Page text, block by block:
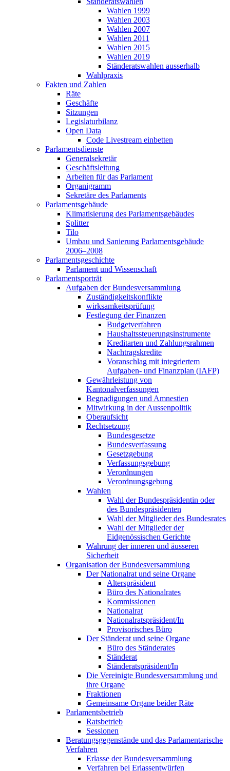
Wahlen 1999
Wahlen 2003
Wahlen 2007
Wahlen 2011
Wahlen 2015
Wahlen 2019
Ständeratswahlen ausserhalb
Wahlpraxis
Fakten und Zahlen
Räte
Geschäfte
Sitzungen
Legislaturbilanz
Open Data
Code Livestream einbetten
Parlamentsdienste
Generalsekretär
Geschäftsleitung
Arbeiten für das Parlament
Organigramm
Sekretäre des Parlaments
Parlamentsgebäude
Klimatisierung des Parlamentsgebäudes
Splitter
Tilo
Umbau und Sanierung Parlamentsgebäude
2006–2008
Parlamentsgeschichte
Parlament und Wissenschaft
Parlamentsporträt
Aufgaben der Bundesversammlung
Zuständigkeitskonflikte
wirksamkeitsprüfung
Festlegung der Finanzen
Budgetverfahren
Haushaltssteuerungsinstrumente
Kreditarten und Zahlungsrahmen
Nachtragskredite
Voranschlag mit integriertem
Aufgaben- und Finanzplan (IAFP)
Gewährleistung von
Kantonalverfassungen
Begnadigungen und Amnestien
Mitwirkung in der Aussenpolitik
Oberaufsicht
Rechtsetzung
Bundesgesetze
Bundesverfassung
Gesetzgebung
Verfassungsgebung
Verordnungen
Verordnungsgebung
Wahlen
Wahl der Bundespräsidentin oder
des Bundespräsidenten
Wahl der Mitglieder des Bundesrates
Wahl der Mitglieder der
Eidgenössischen Gerichte
Wahrung der inneren und äusseren
Sicherheit
Organisation der Bundesversammlung
Der Nationalrat und seine Organe
Alterspräsident
Büro des Nationalrates
Kommissionen
Nationalrat
Nationalratspräsident/In
Provisorisches Büro
Der Ständerat und seine Organe
Büro des Ständerates
Ständerat
Ständeratspräsident/In
Die Vereinigte Bundesversammlung und
ihre Organe
Fraktionen
Gemeinsame Organe beider Räte
Parlamentsbetrieb
Ratsbetrieb
Sessionen
Beratungsgegenstände und das Parlamentarische
Verfahren
Erlasse der Bundesversammlung
Verfahren bei Erlassentwürfen